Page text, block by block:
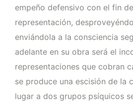
empeño defensivo con el fin
representación,
enviándola a la consciencia
adelante en su obra será el
representaciones que cobran
se produce una escisión de la
lugar a dos grupos psíquicos